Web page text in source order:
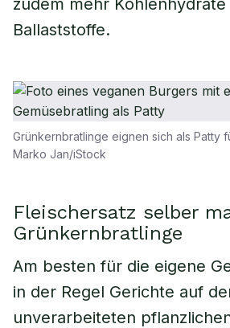
zudem mehr Kohlenhydrate
Ballaststoffe.
Grünkernbratlinge eignen sich als Patty
Marko Jan/iStock
Fleischersatz selber
Grünkernbratlinge
Am besten für die eigene
in der Regel Gerichte auf
unverarbeiteten